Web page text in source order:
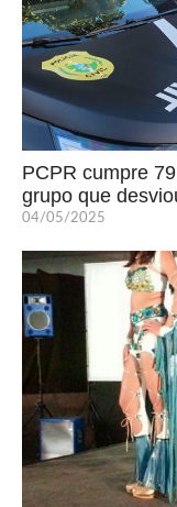
PCPR cumpre
grupo que
04/05/2025